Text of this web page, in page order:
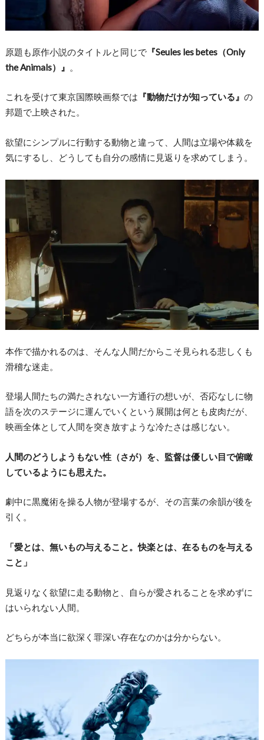
原題も原作小説のタイトルと同じで『Seules les betes（Only
the Animals）』 。
これを受けて東京国際映画祭では 『動物だけが知っている』 の
邦題で上映された。
欲望にシンプルに行動する動物と違って、人間は立場や体裁を
気にするし、どうしても自分の感情に見返りを求めてしまう。
本作で描かれるのは、そんな人間だからこそ見られる悲しくも
滑稽な迷走。
登場人間たちの満たされない一方通行の想いが、否応なしに物
語を次のステージに運んでいくという展開は何とも皮肉だが、
映画全体として人間を突き放すような冷たさは感じない。
人間のどうしようもない性（さが）を、監督は優しい目で俯瞰
しているようにも思えた。
劇中に黒魔術を操る人物が登場するが、その言葉の余韻が後を
引く。
「愛とは、無いもの与えること。快楽とは、在るものを与える
こと」
見返りなく欲望に走る動物と、自らが愛されることを求めずに
はいられない人間。
どちらが本当に欲深く罪深い存在なのかは分からない。